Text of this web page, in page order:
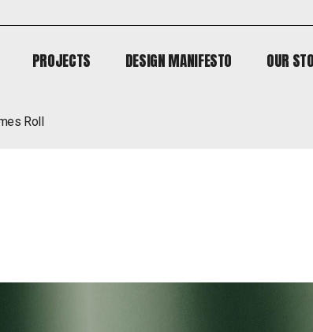
PROJECTS
DESIGN MANIFESTO
OUR
roll